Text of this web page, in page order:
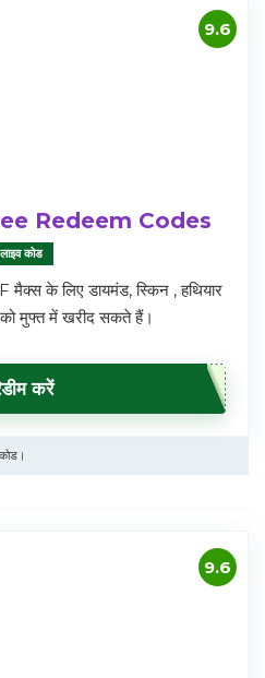
9.6
Redeem Codes
लाइव कोड
मैक्स के लिए डायमंड, स्किन , हथियार
मुफ्त में खरीद सकते हैं।
करें
9.6